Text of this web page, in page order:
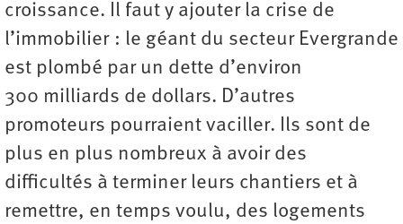
croissance. Il faut y ajouter la crise de
l’immobilier : le géant du secteur Evergrande
est plombé par un dette d’environ
300 milliards de dollars. D’autres
promoteurs pourraient vaciller. Ils sont de
plus en plus nombreux à avoir des
difficultés à terminer leurs chantiers et à
remettre, en temps voulu, des logements